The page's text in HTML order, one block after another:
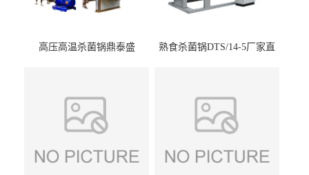
高压高温杀菌锅鼎泰盛
熟食杀菌锅DTS/14-5厂家直